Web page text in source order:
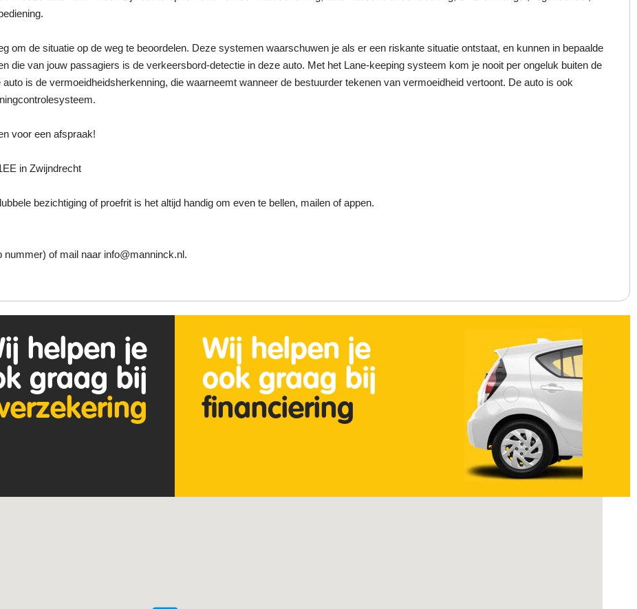
om de situatie op de weg te beoordelen. Deze systemen waarschuwen je als er een riskante situatie ontstaat, en kunnen in bepaalde
die van jouw passagiers is de verkeersbord-detectie in deze auto. Met het Lane-keeping systeem kom je nooit per ongeluk buiten de
is de vermoeidheidsherkenning, die waarneemt wanneer de bestuurder tekenen van vermoeidheid vertoont. De auto is ook
voor een afspraak!
in Zwijndrecht
bezichtiging of proefrit is het altijd handig om even te bellen, mailen of appen.
of mail naar info@manninck.nl.
helpen je
graag bij
Wij helpen je
ook graag bij
financiering